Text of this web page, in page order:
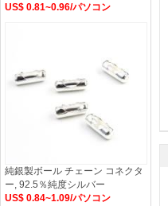
US$ 0.81~0.96/パソコン
純銀製ボール チェーン コネクタ
ー, 92.5％純度シルバー
US$ 0.84~1.09/パソコン